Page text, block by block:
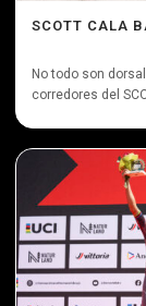
SCOTT CALA
No todo son
corredores del